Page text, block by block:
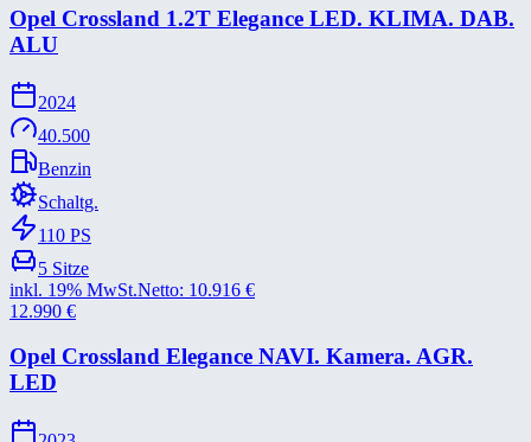
Opel Crossland 1.2T Elegance LED. KLIMA. DAB.
ALU
2024
40.500
Benzin
Schaltg.
110 PS
5 Sitze
inkl. 19% MwSt.Netto: 10.916 €
12.990 €
Opel Crossland Elegance NAVI. Kamera. AGR.
LED